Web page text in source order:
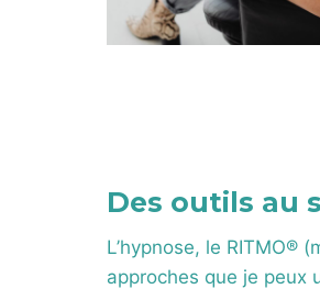
Des outils au
L’hypnose, le RITMO®
approches que je peux